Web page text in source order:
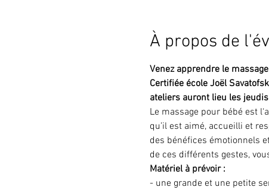
À propos de
Venez apprendre le
Certifiée école Joël
ateliers auront lieu les
Le massage pour bébé est
qu’il est aimé, accueilli et
des bénéfices émotionnels
de ces différents gestes,
Matériel à prévoir :
- une grande et une petite